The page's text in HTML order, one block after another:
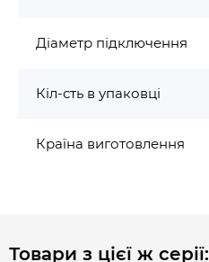
Діаметр підключення
Кіл-сть в упаковці
Країна виготовлення
Товари з цієї ж серії: